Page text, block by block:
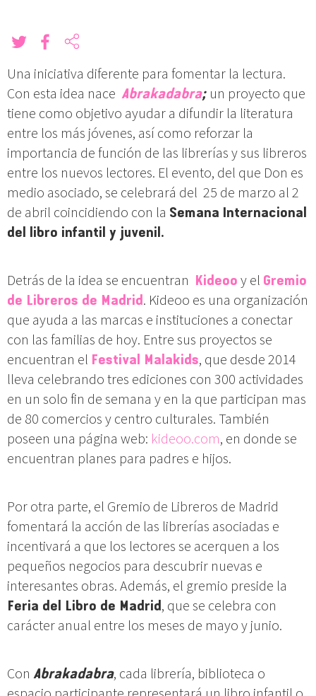
Una iniciativa diferente para fomentar la lectura.
Con esta idea nace Abrakadabra; un proyecto que
tiene como objetivo ayudar a difundir la literatura
entre los más jóvenes, así como reforzar la
importancia de función de las librerías y sus libreros
entre los nuevos lectores. El evento, del que Don es
medio asociado, se celebrará del 25 de marzo al 2
de abril coincidiendo con la Semana Internacional
del libro infantil y juvenil.
Detrás de la idea se encuentran Kideoo y el Gremio
de Libreros de Madrid. Kideoo es una organización
que ayuda a las marcas e instituciones a conectar
con las familias de hoy. Entre sus proyectos se
encuentran el Festival Malakids, que desde 2014
lleva celebrando tres ediciones con 300 actividades
en un solo fin de semana y en la que participan mas
de 80 comercios y centro culturales. También
poseen una página web: kideoo.com, en donde se
encuentran planes para padres e hijos.
Por otra parte, el Gremio de Libreros de Madrid
fomentará la acción de las librerías asociadas e
incentivará a que los lectores se acerquen a los
pequeños negocios para descubrir nuevas e
interesantes obras. Además, el gremio preside la
Feria del Libro de Madrid, que se celebra con
carácter anual entre los meses de mayo y junio.
Con Abrakadabra, cada librería, biblioteca o